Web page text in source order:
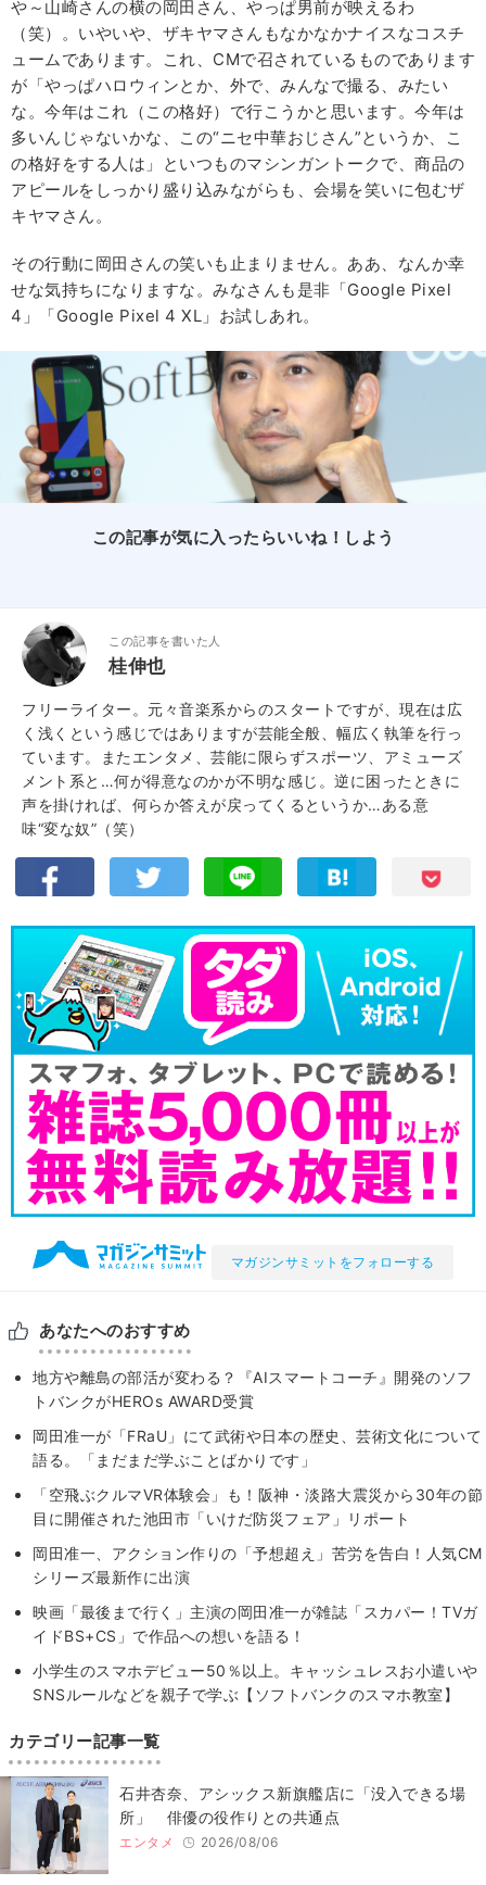
や～山崎さんの横の岡田さん、やっぱ男前が映えるわ
（笑）。いやいや、ザキヤマさんもなかなかナイスなコスチ
ュームであります。これ、CMで召されているものであります
が「やっぱハロウィンとか、外で、みんなで撮る、みたい
な。今年はこれ（この格好）で行こうかと思います。今年は
多いんじゃないかな、この“ニセ中華おじさん”というか、こ
の格好をする人は」といつものマシンガントークで、商品の
アピールをしっかり盛り込みながらも、会場を笑いに包むザ
キヤマさん。
その行動に岡田さんの笑いも止まりません。ああ、なんか幸
せな気持ちになりますな。みなさんも是非「Google Pixel
4」「Google Pixel 4 XL」お試しあれ。
この記事が気に入ったらいいね！しよう
この記事を書いた人
桂伸也
フリーライター。元々音楽系からのスタートですが、現在は広
く浅くという感じではありますが芸能全般、幅広く執筆を行っ
ています。またエンタメ、芸能に限らずスポーツ、アミューズ
メント系と…何が得意なのかが不明な感じ。逆に困ったときに
声を掛ければ、何らか答えが戻ってくるというか…ある意
味“変な奴”（笑）
マガジンサミットをフォローする
あなたへのおすすめ
地方や離島の部活が変わる？『AIスマートコーチ』開発のソフ
トバンクがHEROs AWARD受賞
岡田准一が「FRaU」にて武術や日本の歴史、芸術文化について
語る。「まだまだ学ぶことばかりです」
「空飛ぶクルマVR体験会」も！阪神・淡路大震災から30年の節
目に開催された池田市「いけだ防災フェア」リポート
岡田准一、アクション作りの「予想超え」苦労を告白！人気CM
シリーズ最新作に出演
映画「最後まで行く」主演の岡田准一が雑誌「スカパー！TVガ
イドBS+CS」で作品への想いを語る！
小学生のスマホデビュー50％以上。キャッシュレスお小遣いや
SNSルールなどを親子で学ぶ【ソフトバンクのスマホ教室】
カテゴリー記事一覧
石井杏奈、アシックス新旗艦店に「没入できる場
所」 俳優の役作りとの共通点
エンタメ 2026/08/06